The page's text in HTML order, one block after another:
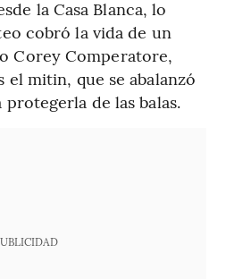
la Casa Blanca, lo
cobró la vida de un
Corey Comperatore,
el mitin, que se abalanzó
de las balas.